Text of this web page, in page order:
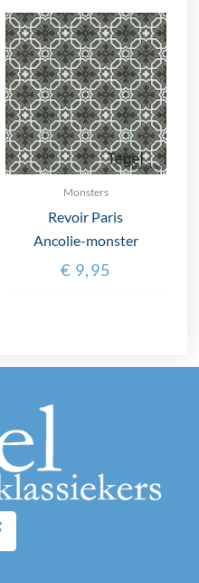
Monsters
Revoir Paris
Ancolie-monster
€ 9,95